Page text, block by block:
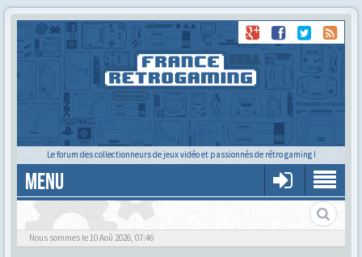
Le forum des collectionneurs de jeux vidéo et passionnés de rétro gaming !
MENU
Gère ton profil et tes préférences
Nous sommes le 10 Aoû 2026, 07:46